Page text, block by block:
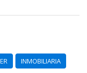
INMOBILIARIA